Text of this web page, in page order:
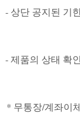
- 상단 공지된 기
- 제품의 상태 확
* 무통장/계좌이